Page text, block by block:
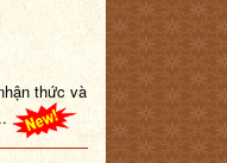
thức và